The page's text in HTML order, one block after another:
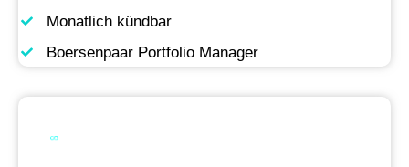
Monatlich kündbar
Boersenpaar Portfolio Manager